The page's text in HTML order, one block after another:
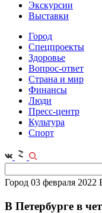
Экскурсии
Выставки
Город
Спецпроекты
Здоровье
Вопрос-ответ
Страна и мир
Финансы
Люди
Пресс-центр
Культура
Спорт
Город 03 февраля 2022
В Петербурге в